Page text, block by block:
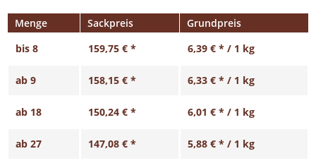
Menge Sackpreis
Grundpreis
bis 8 159,75 € * 6,39 € * / 1 kg
ab 9 158,15 € * 6,33 € * / 1 kg
ab 18 150,24 € * 6,01 € * / 1 kg
ab 27 147,08 € * 5,88 € * / 1 kg